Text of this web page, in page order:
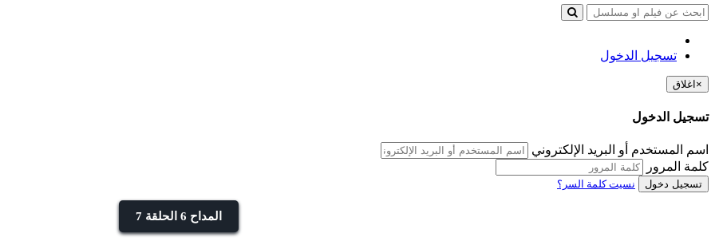
تسجيل الدخول
× اغلاق
تسجيل الدخول
اسم المستخدم أو البريد الإلكتروني
كلمة المرور
تسجيل دخول نسيت كلمة السر؟
المداح 6 الحلقة 7